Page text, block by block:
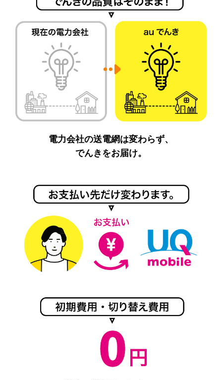
電力会社の送電網は変わらず、
でんきをお届け。